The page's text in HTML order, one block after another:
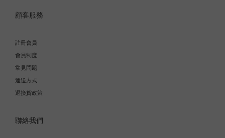
顧客服務
註冊會員
會員制度
常見問題
運送方式
退換貨政策
聯絡我們